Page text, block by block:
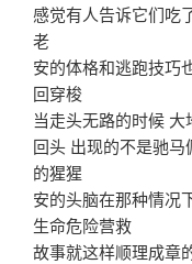
感觉有人告诉它们吃
老
安的体格和逃跑技巧
回穿梭
当走头无路的时候
回头 出现的不是驰
的猩猩
安的头脑在那种情况
生命危险营救
故事就这样顺理成章